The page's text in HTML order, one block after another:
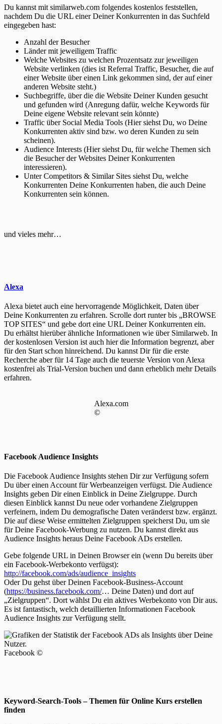
Du kannst mit similarweb.com folgendes kostenlos feststellen,
nachdem Du die URL einer Deiner Konkurrenten in das Suchfeld
eingegeben hast:
Anzahl der Besucher
Länder mit jeweiligem Traffic
Welche Websites zu welchen Prozentsatz zur jeweiligen
Website verlinken (dies ist Referral Traffic, Besucher, die auf
einer Website über einen Link gekommen sind, der auf einer
anderen Website steht.)
Suchbegriffe, über die die Website Deiner Kunden gesucht
und gefunden wird (Anregung dafür, welche Keywords für
Deine eigene Website relevant sein könnte)
Traffic über Social Media Tools (Hier siehst Du, wo Deine
Konkurrenten aktiv sind bzw. wo deren Kunden zu sein
scheinen).
Audience Interests (Hier siehst Du, für welche Themen sich
die Besucher der Websites Deiner Konkurrenten
interessieren).
Unter Competitors & Similar Sites siehst Du, welche
Konkurrenten Deine Konkurrenten haben, die auch Deine
Konkurrenten sein können.
und vieles mehr…
Alexa
Alexa bietet auch eine hervorragende Möglichkeit, Daten über
Deine Konkurrenten zu erfahren. Scrolle dort runter bis „BROWSE
TOP SITES“ und gebe dort eine URL Deiner Konkurrenten ein.
Du erhältst hierüber ähnliche Informationen wie über Similarweb. In
der kostenlosen Version ist auch hier die Information begrenzt, aber
für den Start schon hinreichend. Du kannst Dir für die erste
Recherche aber für 14 Tage auch die teuerste Version von Alexa
kostenfrei als Trial-Version buchen und dann erheblich mehr Details
erfahren.
Alexa.com
©
Facebook Audience Insights
Die Facebook Audience Insights stehen Dir zur Verfügung sofern
Du über einen Account für Werbeanzeigen verfügst. Die Audience
Insights geben Dir einen Einblick in Deine Zielgruppe. Durch
diesen Einblick kannst Du neue oder vorhandene Zielgruppen
verfeinern, indem Du demografische Daten veränderst bzw. ergänzt.
Die auf diese Weise ermittelten Zielgruppen speicherst Du, um sie
für Deine Facebook-Werbung zu nutzen. Du kannst direkt aus
Audience Insights heraus Deine Facebook ADs erstellen.
Gebe folgende URL in Deinen Browser ein (wenn Du bereits über
ein Facebook-Werbekonto verfügst):
http://facebook.com/ads/audience_insights
Oder Du gehst über Deinen Facebook-Business-Account
(https://business.facebook.com/… Deine Daten) und dort auf
„Zielgruppen“. Dort wählst Du ein aktives Werbekonto von Dir aus.
Es ist fantastisch, welch detaillierten Informationen Facebook
Audience Insights zur Verfügung stellt.
Facebook ©
Keyword-Search-Tools – Themen für Online Kurs erstellen
finden